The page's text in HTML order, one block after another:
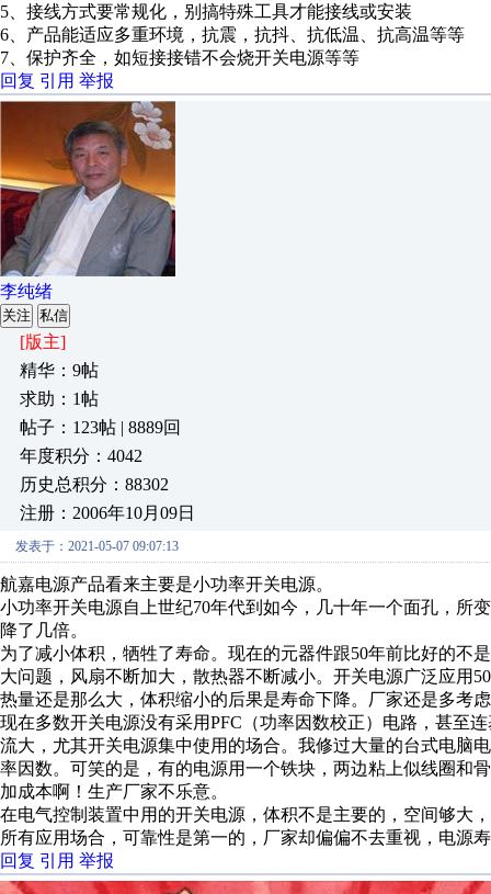
5、接线方式要常规化，别搞特殊工具才能接线或安装
6、产品能适应多重环境，抗震，抗抖、抗低温、抗高温等等
7、保护齐全，如短接接错不会烧开关电源等等
回复 引用 举报
李纯绪
关注 私信
[版主]
精华：9帖
求助：1帖
帖子：123帖 | 8889回
年度积分：4042
历史总积分：88302
注册：2006年10月09日
发表于：2021-05-07 09:07:13
航嘉电源产品看来主要是小功率开关电源。
小功率开关电源自上世纪70年代到如今，几十年一个面孔，所
降了几倍。
为了减小体积，牺牲了寿命。现在的元器件跟50年前比好的不
大问题，风扇不断加大，散热器不断减小。开关电源广泛应用
热量还是那么大，体积缩小的后果是寿命下降。厂家还是多考
现在多数开关电源没有采用PFC（功率因数校正）电路，甚至
流大，尤其开关电源集中使用的场合。我修过大量的台式电脑
率因数。可笑的是，有的电源用一个铁块，两边粘上似线圈和
加成本啊！生产厂家不乐意。
在电气控制装置中用的开关电源，体积不是主要的，空间够大
所有应用场合，可靠性是第一的，厂家却偏偏不去重视，电源
回复 引用 举报